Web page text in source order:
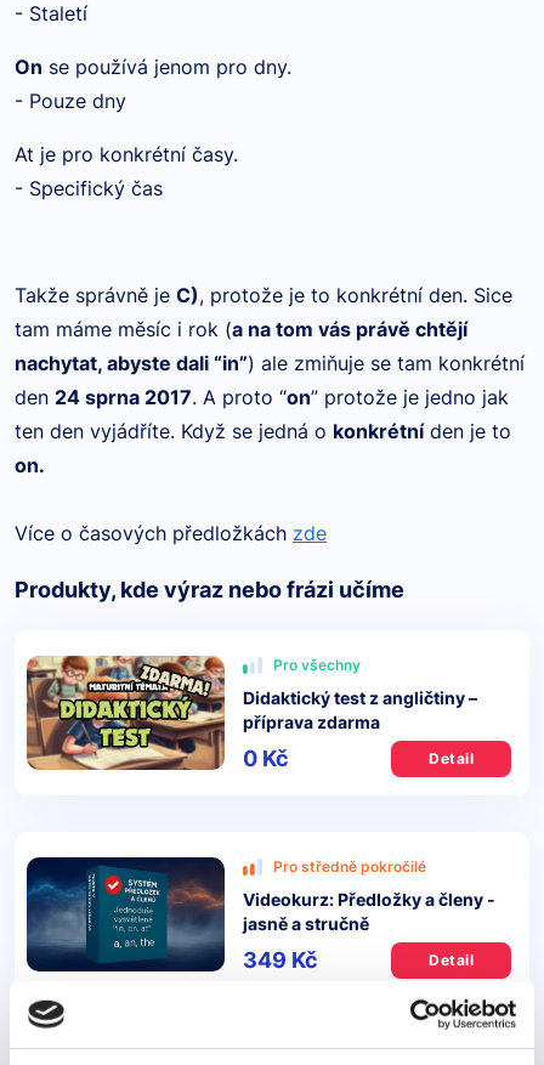
- Staletí
On se používá jenom pro dny.
- Pouze dny
At je pro konkrétní časy.
- Specifický čas
Takže správně je C), protože je to konkrétní den. Sice
tam máme měsíc i rok (a na tom vás právě chtějí
nachytat, abyste dali “in”) ale zmiňuje se tam konkrétní
den 24 sprna 2017. A proto “on” protože je jedno jak
ten den vyjádříte. Když se jedná o konkrétníden je to
on.
Více o časových předložkách zde
Produkty, kde výraz nebo frázi učíme
Pro všechny
Didaktický test z angličtiny –
příprava zdarma
0 Kč Detail
Pro středně pokročilé
Videokurz: Předložky a členy -
jasně a stručně
349 Kč Detail